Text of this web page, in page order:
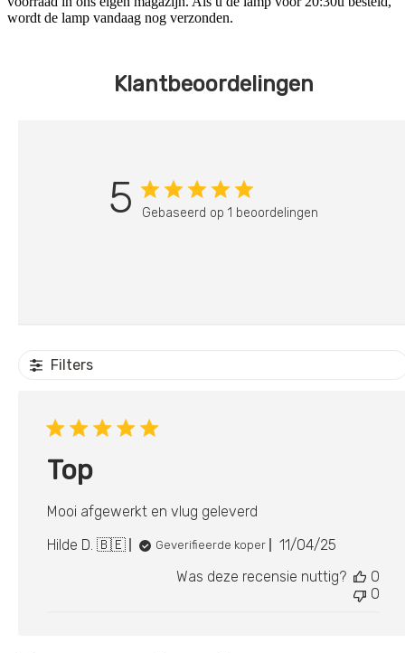
wordt de lamp vandaag nog verzonden.
Klantbeoordelingen
5 Gebaseerd op 1 beoordelingen
Filters
Top
Mooi afgewerkt en vlug geleverd
Hilde D. 🇧🇪
Geverifieerde koper
11/04/25
Was deze recensie nuttig?
0
0